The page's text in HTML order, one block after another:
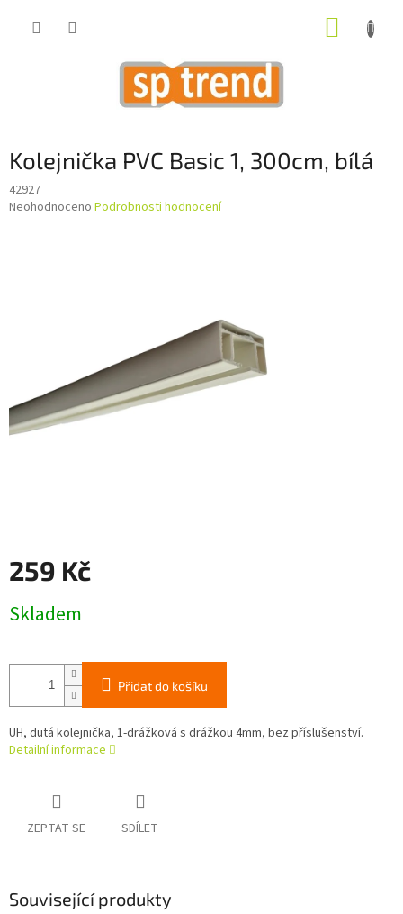
Kolejnička PVC Basic 1, 300cm, bílá
42927
Průměrné
Neohodnoceno Podrobnosti hodnocení
259 Kč
cena:
Skladem
Přidat do košíku
UH, dutá kolejnička, 1-drážková s drážkou 4mm, bez příslušenství.
Detailní informace
ZEPTAT SE SDÍLET
Související produkty